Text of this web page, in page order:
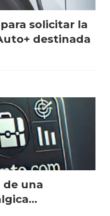
solicitar la
destinada
de una